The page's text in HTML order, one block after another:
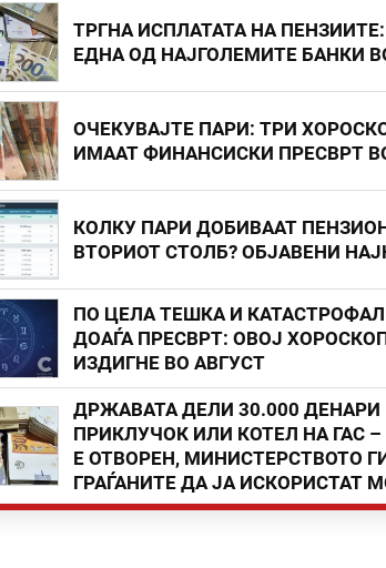
ТРГНА ИСПЛАТАТА НА
ЕДНА ОД НАЈГОЛЕМИТЕ БАНКИ
ОЧЕКУВАЈТЕ ПАРИ: ТРИ
ИМААТ ФИНАНСИСКИ ПРЕСВРТ
КОЛКУ ПАРИ ДОБИВААТ
ВТОРИОТ СТОЛБ? ОБЈАВЕНИ
ПО ЦЕЛА ТЕШКА И
ДОАЃА ПРЕСВРТ: ОВОЈ
ИЗДИГНЕ ВО АВГУСТ
ДРЖАВАТА ДЕЛИ 30.000
ПРИКЛУЧОК ИЛИ КОТЕЛ НА ГАС
Е ОТВОРЕН, МИНИСТЕРСТВОТО
ГРАЃАНИТЕ ДА ЈА ИСКОРИСТАТ